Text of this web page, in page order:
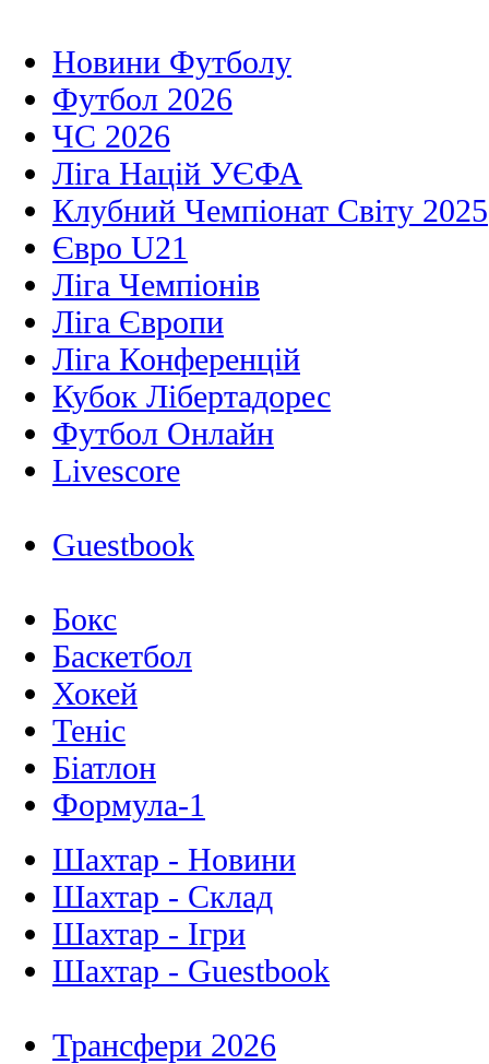
Новини Футболу
Футбол 2026
ЧС 2026
Ліга Націй УЄФА
Клубний Чемпіонат Світу 2025
Євро U21
Ліга Чемпіонів
Ліга Європи
Ліга Конференцій
Кубок Лібертадорес
Футбол Онлайн
Livescore
Guestbook
Бокс
Баскетбол
Хокей
Теніс
Біатлон
Формула-1
Шахтар - Новини
Шахтар - Склад
Шахтар - Ігри
Шахтар - Guestbook
Трансфери 2026